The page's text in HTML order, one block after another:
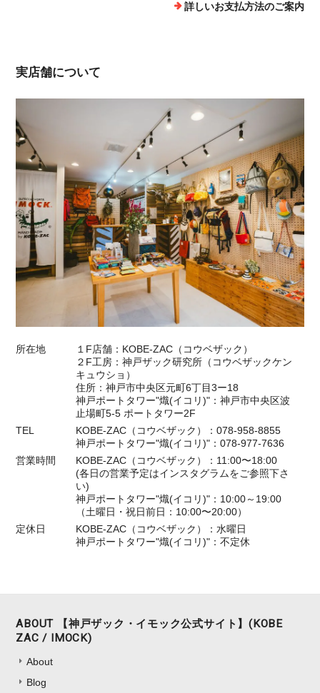
詳しいお支払方法のご案内
実店舗について
所在地
１F店舗：KOBE-ZAC（コウベザック）
２F工房：神戸ザック研究所（コウベザックケン
キュウショ）
住所：神戸市中央区元町6丁目3ー18
神戸ポートタワー"熾(イコリ)"：神戸市中央区波
止場町5-5 ポートタワー2F
TEL
KOBE-ZAC（コウベザック）：078-958-8855
神戸ポートタワー"熾(イコリ)"：078-977-7636
営業時間
KOBE-ZAC（コウベザック）：11:00〜18:00
(各日の営業予定はインスタグラムをご参照下さ
い)
神戸ポートタワー"熾(イコリ)"：10:00～19:00
（土曜日・祝日前日：10:00〜20:00）
定休日
KOBE-ZAC（コウベザック）：水曜日
神戸ポートタワー"熾(イコリ)"：不定休
ABOUT 【神戸ザック・イモック公式サイト】(KOBE
ZAC / IMOCK)
About
Blog